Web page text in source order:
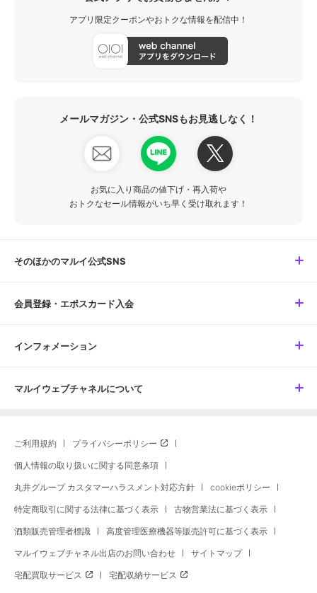
アプリ限定クーポンやおトクな情報を配信中！
メールマガジン・公式SNSもお見逃しなく！
お気に入り商品の値下げ・再入荷や
おトクなセール情報がいち早く受け取れます！
そのほかのマルイ公式SNS
会員登録・エポスカード入会
インフォメーション
マルイウェブチャネルについて
ご利用規約 プライバシーポリシー
個人情報の取り扱いに関する同意条項
丸井グループ カスタマーハラスメント対応方針 cookieポリシー
特定商取引に関する法律に基づく表示 古物営業法に基づく表示
酒類販売管理者標識 高度管理医療機器等販売許可に基づく表示
マルイウェブチャネル出店のお問い合わせ サイトマップ
宅配買取サービス 宅配収納サービス